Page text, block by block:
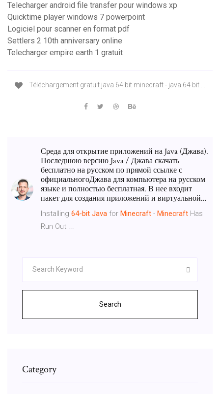
Telecharger android file transfer pour windows xp
Quicktime player windows 7 powerpoint
Logiciel pour scanner en format pdf
Settlers 2 10th anniversary online
Telecharger empire earth 1 gratuit
Téléchargement gratuit java 64 bit minecraft - java 64 bit ...
Среда для открытие приложений на Java (Джава).
Последнюю версию Java / Джава скачать
бесплатно на русском по прямой ссылке с
официальногоДжава для компьютера на русском
языке и полностью бесплатная. В нее входит
пакет для создания приложений и виртуальной...
Installing 64-bit Java for Minecraft - Minecraft Has
Run Out ...
Search
Category